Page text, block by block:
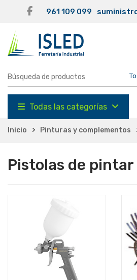
961 109 099
Todas las categorías
Inicio Pinturas y complementos
Pistolas de pintar